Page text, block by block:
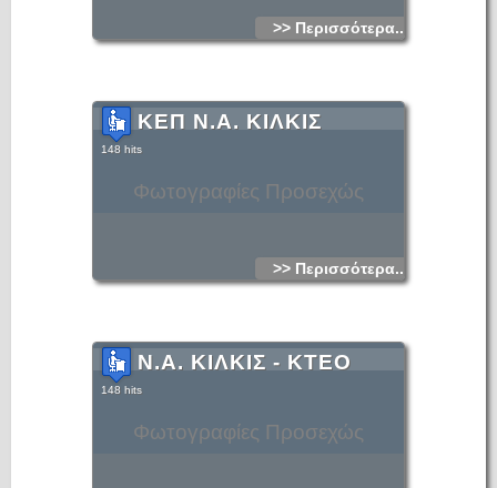
>> Περισσότερα...
Φωτογραφίες Προσεχώς
ΚΕΠ Ν.Α. ΚΙΛΚΙΣ
148 hits
>> Περισσότερα...
Φωτογραφίες Προσεχώς
Ν.Α. ΚΙΛΚΙΣ - ΚΤΕΟ
148 hits